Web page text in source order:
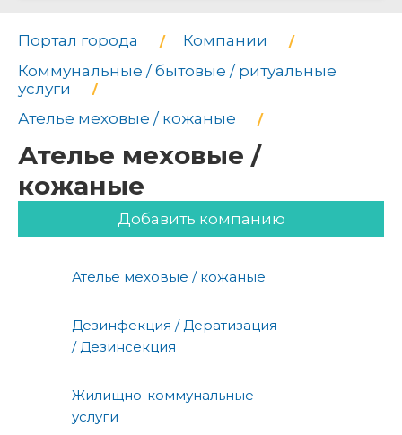
Портал города
Компании
Коммунальные / бытовые / ритуальные
услуги
Ателье меховые / кожаные
Ателье меховые /
кожаные
Добавить компанию
Ателье меховые / кожаные
Дезинфекция / Дератизация
/ Дезинсекция
Жилищно-коммунальные
услуги